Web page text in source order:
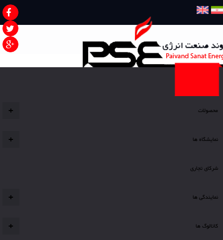
+ محصولات
+ نمایشگاه ها
شرکای تجاری
+ نمایندگی ها
+ کاتالوگ ها